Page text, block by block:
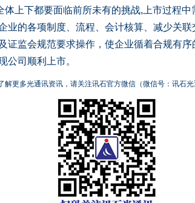
下都要面临前所未有的挑战,上市过程中
业的各项制度、流程、会计核算、减少关
证监会规范要求操作，使企业循着合规有
公司顺利上市。
了解更多光通讯资讯，请关注讯石官方微信（微信号：讯石光